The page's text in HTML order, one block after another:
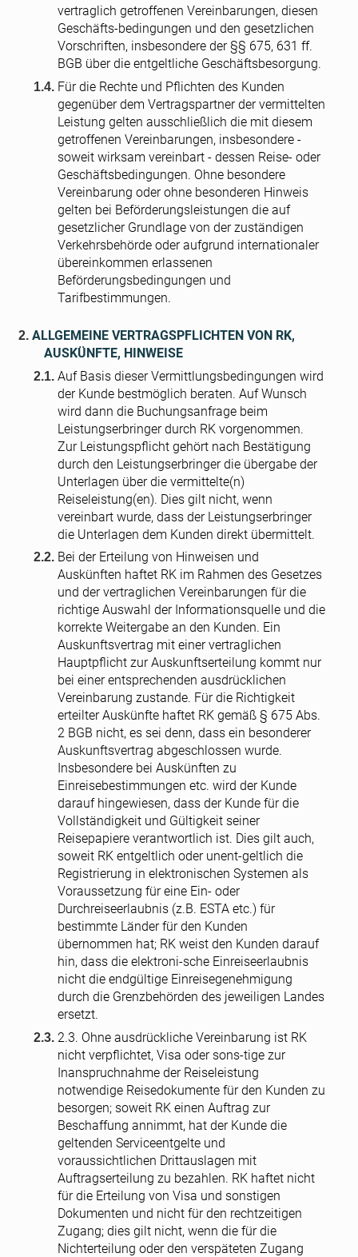
vertraglich getroffenen Vereinbarungen, diesen
Geschäfts-bedingungen und den gesetzlichen
Vorschriften, insbesondere der §§ 675, 631 ff.
BGB über die entgeltliche Geschäftsbesorgung.
Für die Rechte und Pflichten des Kunden
gegenüber dem Vertragspartner der vermittelten
Leistung gelten ausschließlich die mit diesem
getroffenen Vereinbarungen, insbesondere -
soweit wirksam vereinbart - dessen Reise- oder
Geschäftsbedingungen. Ohne besondere
Vereinbarung oder ohne besonderen Hinweis
gelten bei Beförderungsleistungen die auf
gesetzlicher Grundlage von der zuständigen
Verkehrsbehörde oder aufgrund internationaler
übereinkommen erlassenen
Beförderungsbedingungen und
Tarifbestimmungen.
ALLGEMEINE VERTRAGSPFLICHTEN VON RK,
AUSKÜNFTE, HINWEISE
Auf Basis dieser Vermittlungsbedingungen wird
der Kunde bestmöglich beraten. Auf Wunsch
wird dann die Buchungsanfrage beim
Leistungserbringer durch RK vorgenommen.
Zur Leistungspflicht gehört nach Bestätigung
durch den Leistungserbringer die übergabe der
Unterlagen über die vermittelte(n)
Reiseleistung(en). Dies gilt nicht, wenn
vereinbart wurde, dass der Leistungserbringer
die Unterlagen dem Kunden direkt übermittelt.
Bei der Erteilung von Hinweisen und
Auskünften haftet RK im Rahmen des Gesetzes
und der vertraglichen Vereinbarungen für die
richtige Auswahl der Informationsquelle und die
korrekte Weitergabe an den Kunden. Ein
Auskunftsvertrag mit einer vertraglichen
Hauptpflicht zur Auskunftserteilung kommt nur
bei einer entsprechenden ausdrücklichen
Vereinbarung zustande. Für die Richtigkeit
erteilter Auskünfte haftet RK gemäß § 675 Abs.
2 BGB nicht, es sei denn, dass ein besonderer
Auskunftsvertrag abgeschlossen wurde.
Insbesondere bei Auskünften zu
Einreisebestimmungen etc. wird der Kunde
darauf hingewiesen, dass der Kunde für die
Vollständigkeit und Gültigkeit seiner
Reisepapiere verantwortlich ist. Dies gilt auch,
soweit RK entgeltlich oder unent-geltlich die
Registrierung in elektronischen Systemen als
Voraussetzung für eine Ein- oder
Durchreiseerlaubnis (z.B. ESTA etc.) für
bestimmte Länder für den Kunden
übernommen hat; RK weist den Kunden darauf
hin, dass die elektroni-sche Einreiseerlaubnis
nicht die endgültige Einreisegenehmigung
durch die Grenzbehörden des jeweiligen Landes
ersetzt.
2.3. Ohne ausdrückliche Vereinbarung ist RK
nicht verpflichtet, Visa oder sons-tige zur
Inanspruchnahme der Reiseleistung
notwendige Reisedokumente für den Kunden zu
besorgen; soweit RK einen Auftrag zur
Beschaffung annimmt, hat der Kunde die
geltenden Serviceentgelte und
voraussichtlichen Drittauslagen mit
Auftragserteilung zu bezahlen. RK haftet nicht
für die Erteilung von Visa und sonstigen
Dokumenten und nicht für den rechtzeitigen
Zugang; dies gilt nicht, wenn die für die
Nichterteilung oder den verspäteten Zugang